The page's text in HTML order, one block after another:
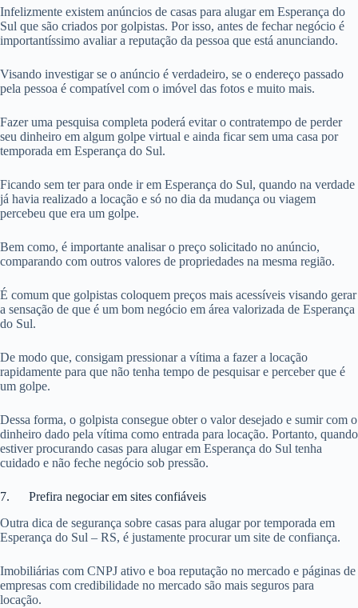
Infelizmente existem anúncios de casas para alugar em Esperança do
Sul que são criados por golpistas. Por isso, antes de fechar negócio é
importantíssimo avaliar a reputação da pessoa que está anunciando.
Visando investigar se o anúncio é verdadeiro, se o endereço passado
pela pessoa é compatível com o imóvel das fotos e muito mais.
Fazer uma pesquisa completa poderá evitar o contratempo de perder
seu dinheiro em algum golpe virtual e ainda ficar sem uma casa por
temporada em Esperança do Sul.
Ficando sem ter para onde ir em Esperança do Sul, quando na verdade
já havia realizado a locação e só no dia da mudança ou viagem
percebeu que era um golpe.
Bem como, é importante analisar o preço solicitado no anúncio,
comparando com outros valores de propriedades na mesma região.
É comum que golpistas coloquem preços mais acessíveis visando gerar
a sensação de que é um bom negócio em área valorizada de Esperança
do Sul.
De modo que, consigam pressionar a vítima a fazer a locação
rapidamente para que não tenha tempo de pesquisar e perceber que é
um golpe.
Dessa forma, o golpista consegue obter o valor desejado e sumir com o
dinheiro dado pela vítima como entrada para locação. Portanto, quando
estiver procurando casas para alugar em Esperança do Sul tenha
cuidado e não feche negócio sob pressão.
7. Prefira negociar em sites confiáveis
Outra dica de segurança sobre casas para alugar por temporada em
Esperança do Sul – RS, é justamente procurar um site de confiança.
Imobiliárias com CNPJ ativo e boa reputação no mercado e páginas de
empresas com credibilidade no mercado são mais seguros para
locação.